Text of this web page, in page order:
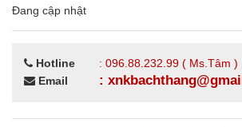
Đang cập nhật
Hotline
: 096.88.232.99 ( Ms.Tâm )
Email
: